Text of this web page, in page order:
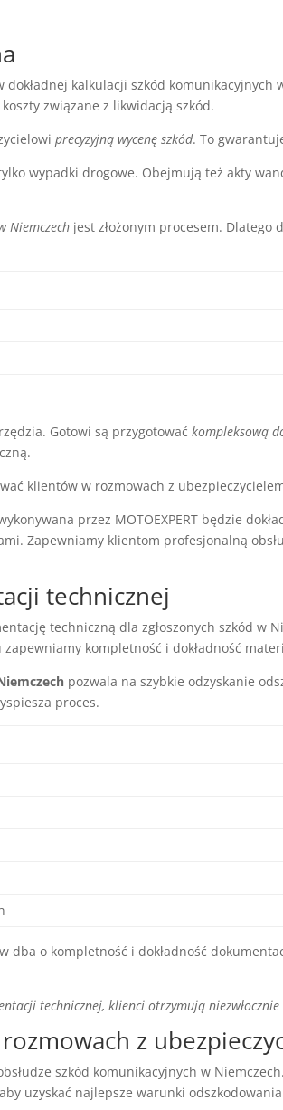
dokładnej kalkulacji szkód
związane z likwidacją szkód.
precyzyjną wycenę szkód. To
wypadki drogowe. Obejmują też akty
Niemczech jest złożonym procesem. Dlatego
Gotowi są przygotowaćkompleksową
klientów w rozmowach z
przez MOTOEXPERT będzie
Zapewniamy klientom profesjonalną
technicznej
techniczną dla zgłoszonych szkód w
kompletność i dokładność
pozwala na szybkie odzyskanie
proces.
dba o kompletność i dokładność
technicznej, klienci otrzymują
z
szkód komunikacyjnych w
uzyskać najlepsze warunki